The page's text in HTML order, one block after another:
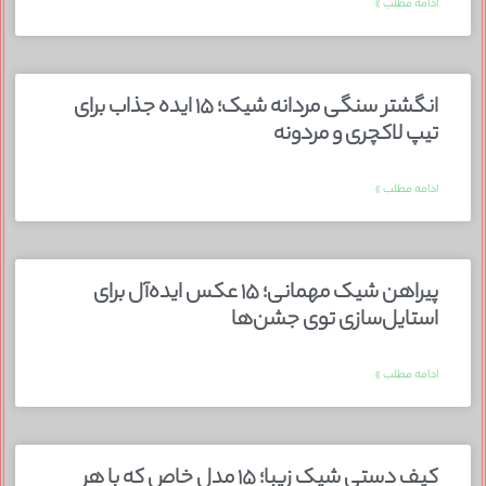
ادامه مطلب »
انگشتر سنگی مردانه شیک؛ ۱۵ ایده جذاب برای
تیپ لاکچری و مردونه
ادامه مطلب »
پیراهن شیک مهمانی؛ ۱۵ عکس ایده‌آل برای
استایل‌سازی توی جشن‌ها
ادامه مطلب »